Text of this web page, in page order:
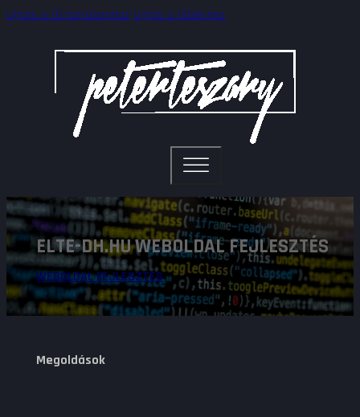
Ugrás a fő tartalomhoz Ugrás a lábléchez
ELTE-DH.HU WEBOLDAL FEJLESZTÉS
WEBOLDAL FEJLESZTÉS
Megoldások